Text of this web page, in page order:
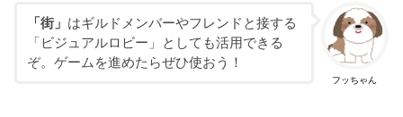
フッちゃん
「街」 はギルドメンバーやフレンドと接する
「ビジュアルロビー」としても活用できる
ぞ。ゲームを進めたらぜひ使おう！